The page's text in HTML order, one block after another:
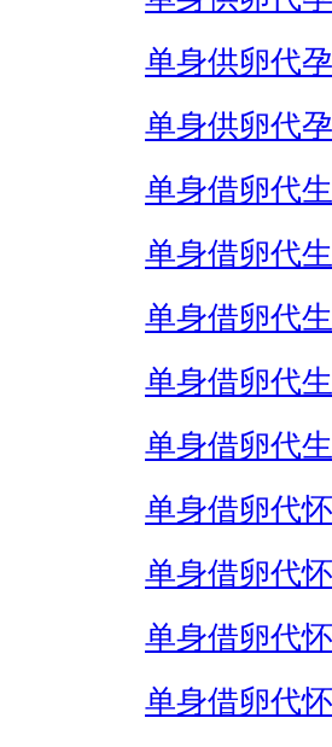
单身供卵代
单身供卵代
单身借卵代
单身借卵代
单身借卵代
单身借卵代
单身借卵代
单身借卵代
单身借卵代
单身借卵代
单身借卵代